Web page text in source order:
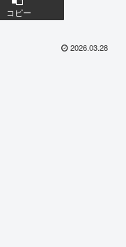
コピー
2026.03.28